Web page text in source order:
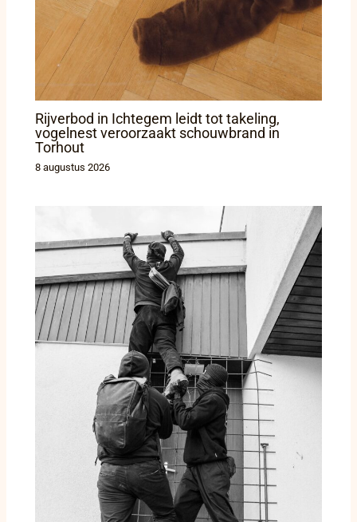
Rijverbod in Ichtegem leidt tot takeling,
vogelnest veroorzaakt schouwbrand in
Torhout
8 augustus 2026